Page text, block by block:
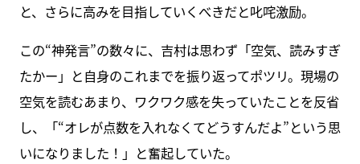
と、さらに高みを目指していくべきだと叱咤激励。
この“神発言”の数々に、吉村は思わず「空気、読みすぎ
たかー」と自身のこれまでを振り返ってポツリ。現場の
空気を読むあまり、ワクワク感を失っていたことを反省
し、「“オレが点数を入れなくてどうすんだよ”という思
いになりました！」と奮起していた。